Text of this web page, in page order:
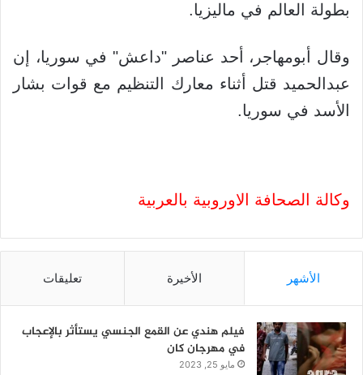
بطولة العالم في ماليزيا.
وقال أبومهاجر، أحد عناصر "داعش" في سوريا، إن
عبدالحميد قتل أثناء معارك التنظيم مع قوات بشار
الأسد في سوريا.
وكالة الصحافة الاوروبية بالعربية
الأشهر الأخيرة تعليقات
فيلم هندي عن القمع الجنسي يستأثر بالإعجاب
في مهرجان كان
مايو 25, 2023